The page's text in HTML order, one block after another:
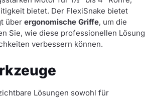
bietet. Der FlexiSnake bietet
über ergonomische Griffe, um die
Sie, wie diese professionellen
verbessern können.
Lösungen sowohl für